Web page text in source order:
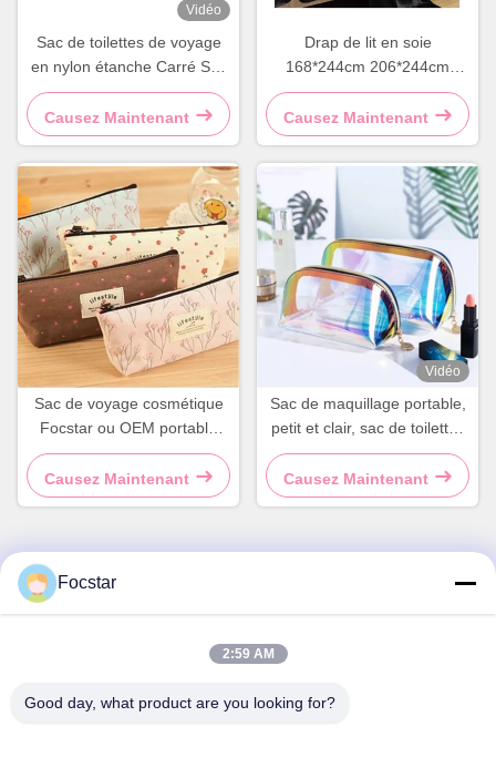
Vidéo
Sac de toilettes de voyage
en nylon étanche Carré Sac
de toilettes grand Gris Bleu
Causez Maintenant
Drap de lit en soie
168*244cm 206*244cm
Ensemble de literie en satin
soyeux
Causez Maintenant
Sac de voyage cosmétique
Focstar ou OEM portable
avec motif floral
Causez Maintenant
Vidéo
Sac de maquillage portable,
petit et clair, sac de toilettes
fermé à la fermeture à
glissière, étanche
Causez Maintenant
Contactez rapidement
Longhua, Shenzhen, province du Guangdong, Chine
Focstar
2:59 AM
Good day, what product are you looking for?